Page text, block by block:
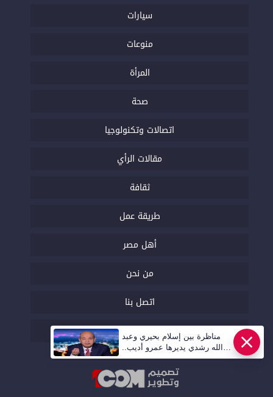
سيارات
منوعات
المرأة
صحة
اتصالات وتكنولوجيا
مقالات الرأي
ثقافة
طريقة عمل
أهل مصر
من نحن
اتصل بنا
السياسة التحريرية
مناظرة بين إسلام بحيري وعبد
الله رشدي يديرها عمرو أديب..
قريبا | أهل مصر